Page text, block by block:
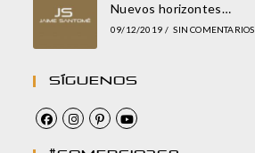
Nuevos horizontes…
09/12/2019 / SIN COMENTARIOS
Síguenos